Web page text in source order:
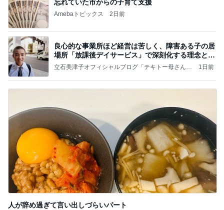
忘れていた市からの子育て支援
Amebaトピックス 2日前
良心的な事業所ほど経営は苦しく、障害ある子の居
場所「放課後デイサービス」で深刻化する理念と現
実の
立石美津子オフィシャルブログ「テキトー母さんの
1日前
人が辞め過ぎて言い出しづらいパート